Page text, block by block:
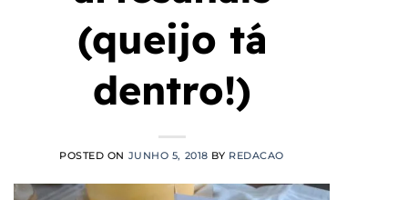
(queijo tá
dentro!)
POSTED ON JUNHO 5, 2018 BY REDACAO